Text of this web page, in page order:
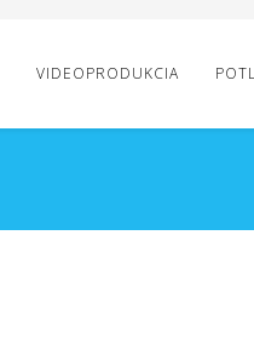
VIDEOPRODUKCIA